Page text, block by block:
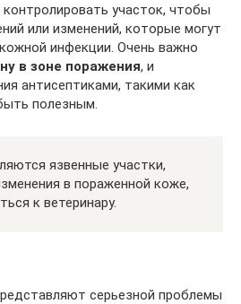
участок, чтобы
или изменений, которые могут
инфекции. Очень важно
в зоне поражения, и
антисептиками, такими как
полезным.
язвенные участки,
в пораженной коже,
к ветеринару.
серьезной проблемы